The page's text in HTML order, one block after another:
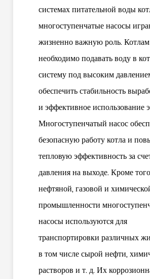
системах питательной воды
многоступенчатые насосы
жизненно важную роль. Котлам
необходимо подавать воду в
систему под высоким
обеспечить стабильность
и эффективное использование
Многоступенчатый насос
безопасную работу котла и
тепловую эффективность за
давления на выходе. Кроме
нефтяной, газовой и
промышленности
насосы используются для
транспортировки различных
в том числе сырой нефти,
растворов и т. д. Их